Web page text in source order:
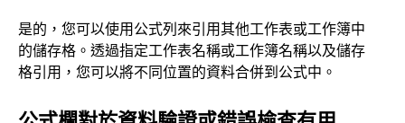
是的，您可以使用公式列來引用其他工作表或工作簿中
的儲存格。透過指定工作表名稱或工作簿名稱以及儲存
格引用，您可以將不同位置的資料合併到公式中。